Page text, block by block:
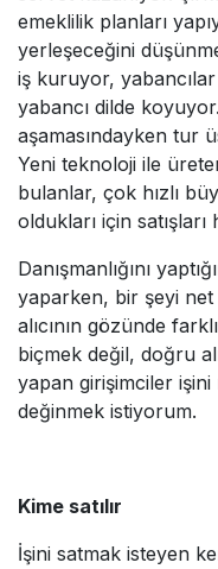
emeklilik planları
yerleşeceğini
iş kuruyor, yabancılar
yabancı dilde
aşamasındayken tur
Yeni teknoloji ile
bulanlar, çok hızlı
oldukları için
Danışmanlığını
yaparken, bir şeyi
alıcının gözünde
biçmek değil, doğru
yapan girişimciler
değinmek istiyorum.
Kime satılır
İşini satmak isteyen